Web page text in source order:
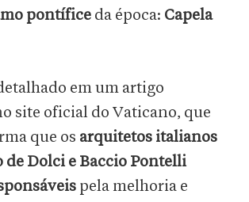
pontífice da época: Capela
em um artigo
site oficial do Vaticano, que
que os arquitetos italianos
Dolci e Baccio Pontelli
pela melhoria e